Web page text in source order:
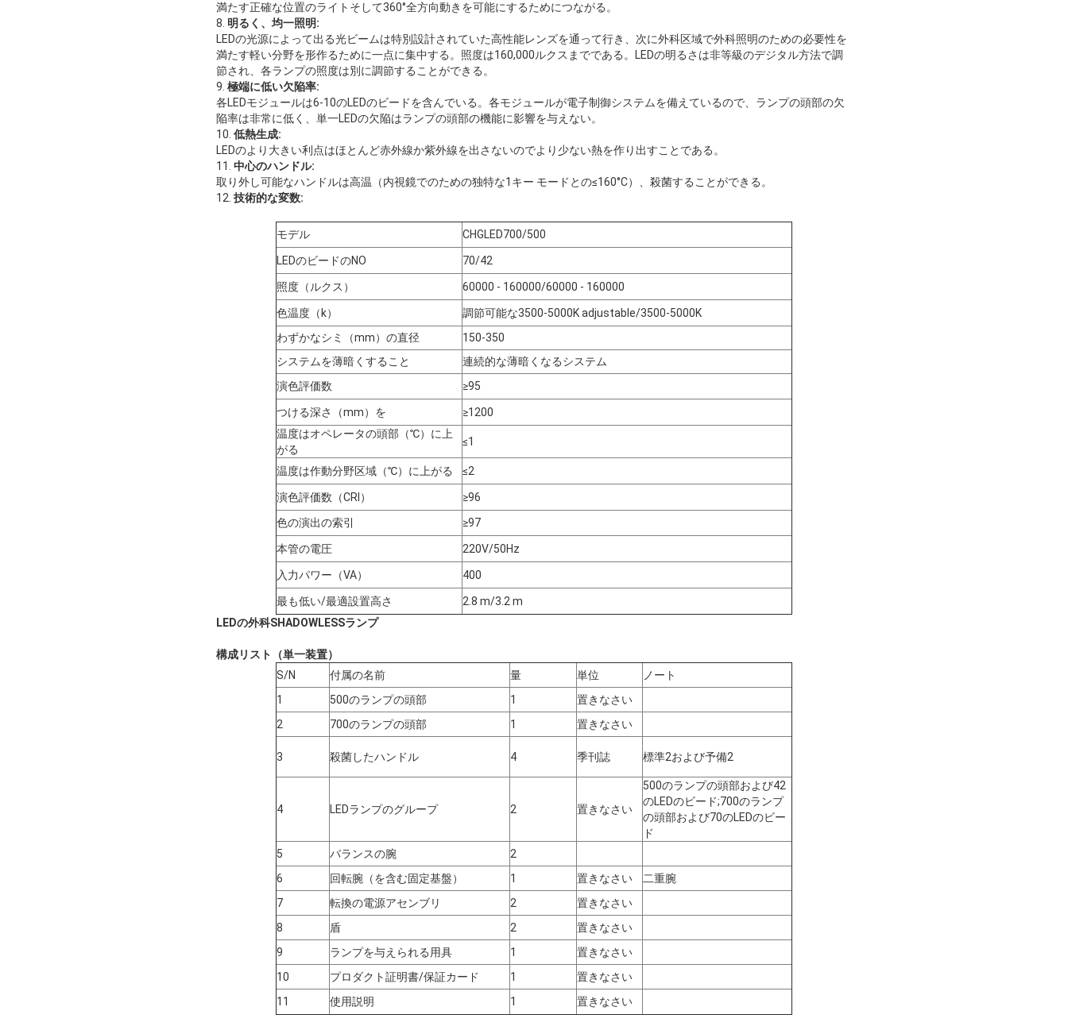
満たす正確な位置のライトそして360°全方向動きを可能にするためにつながる。
8. 明るく、均一照明:
LEDの光源によって出る光ビームは特別設計されていた高性能レンズを通って行き、次に外科区域で外科照明のための必要性を
満たす軽い分野を形作るために一点に集中する。照度は160,000ルクスまでである。LEDの明るさは非等級のデジタル方法で調
節され、各ランプの照度は別に調節することができる。
9. 極端に低い欠陥率:
各LEDモジュールは6-10のLEDのビードを含んでいる。各モジュールが電子制御システムを備えているので、ランプの頭部の欠
陥率は非常に低く、単一LEDの欠陥はランプの頭部の機能に影響を与えない。
10. 低熱生成:
LEDのより大きい利点はほとんど赤外線か紫外線を出さないのでより少ない熱を作り出すことである。
11. 中心のハンドル:
取り外し可能なハンドルは高温（内視鏡でのための独特な1キー モードとの≤160°C）、殺菌することができる。
12. 技術的な変数:
モデル CHGLED700/500
LEDのビードのNO 70/42
照度（ルクス） 60000 - 160000/60000 - 160000
色温度（k）
調節可能な3500-5000K adjustable/3500-5000K
わずかなシミ（mm）の直径
150-350
システムを薄暗くすること
連続的な薄暗くなるシステム
演色評価数
≥95
つける深さ（mm）を
≥1200
温度はオペレータの頭部（℃）に上
がる
≤1
温度は作動分野区域（℃）に上がる ≤2
演色評価数（CRI）
≥96
色の演出の索引
≥97
本管の電圧 220V/50Hz
入力パワー（VA） 400
最も低い/最適設置高さ
2.8 m/3.2 m
LEDの外科SHADOWLESSランプ
構成リスト（単一装置）
S/N
付属の名前 量 単位
ノート
1
500のランプの頭部 1
置きなさい
2
700のランプの頭部 1 置きなさい
3 殺菌したハンドル 4 季刊誌 標準2および予備2
4 LEDランプのグループ 2 置きなさい
500のランプの頭部および42
のLEDのビード;700のランプ
の頭部および70のLEDのビー
ド
5
バランスの腕
2
6
回転腕（を含む固定基盤） 1 置きなさい
二重腕
7
転換の電源アセンブリ 2
置きなさい
8
盾 2
置きなさい
9
ランプを与えられる用具 1
置きなさい
10
プロダクト証明書/保証カード 1
置きなさい
11
使用説明 1 置きなさい